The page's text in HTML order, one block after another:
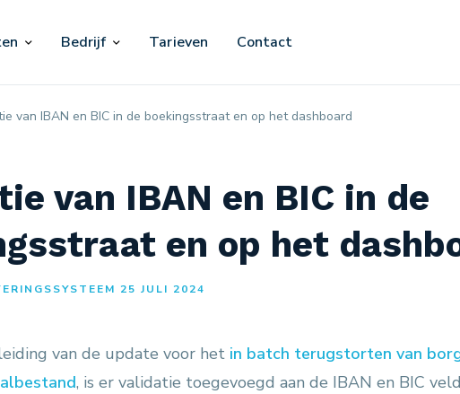
Bedrijf Tarieven Contact
van IBAN en BIC in de boekingsstraat en op het dashboard
van IBAN en BIC in de
en op het
25 JULI 2024
van de update voor het in batch terugstorten van
, is er validatie toegevoegd aan de IBAN en BIC